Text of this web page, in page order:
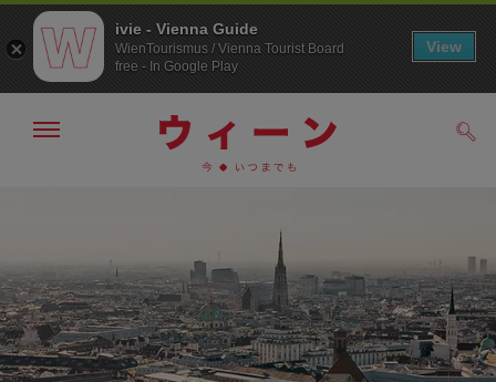
へ
ジ
の
ト
ッ
プ
メ
非
表
示
ivie - Vienna Guide
WienTourismus / Vienna Tourist Board
free - In Google Play
View